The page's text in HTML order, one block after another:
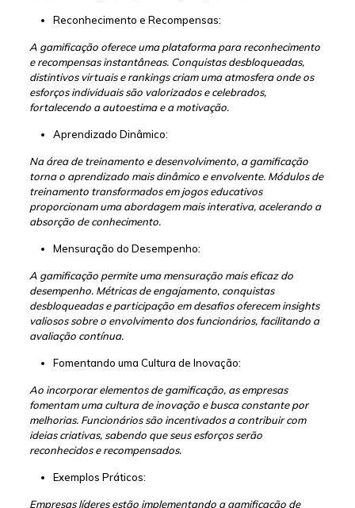
Reconhecimento e Recompensas:
A gamificação oferece uma plataforma para reconhecimento
e recompensas instantâneas. Conquistas desbloqueadas,
distintivos virtuais e rankings criam uma atmosfera onde os
esforços individuais são valorizados e celebrados,
fortalecendo a autoestima e a motivação.
Aprendizado Dinâmico:
Na área de treinamento e desenvolvimento, a gamificação
torna o aprendizado mais dinâmico e envolvente. Módulos de
treinamento transformados em jogos educativos
proporcionam uma abordagem mais interativa, acelerando a
absorção de conhecimento.
Mensuração do Desempenho:
A gamificação permite uma mensuração mais eficaz do
desempenho. Métricas de engajamento, conquistas
desbloqueadas e participação em desafios oferecem insights
valiosos sobre o envolvimento dos funcionários, facilitando a
avaliação contínua.
Fomentando uma Cultura de Inovação:
Ao incorporar elementos de gamificação, as empresas
fomentam uma cultura de inovação e busca constante por
melhorias. Funcionários são incentivados a contribuir com
ideias criativas, sabendo que seus esforços serão
reconhecidos e recompensados.
Exemplos Práticos:
Empresas líderes estão implementando a gamificação de